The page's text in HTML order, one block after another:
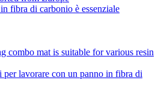
fibra di carbonio è essenziale
lavorare con un panno in fibra di